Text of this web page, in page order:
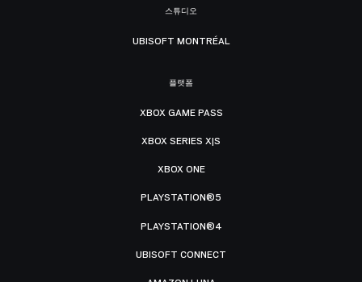
스튜디오
UBISOFT MONTRÉAL
플랫폼
XBOX GAME PASS
XBOX SERIES X|S
XBOX ONE
PLAYSTATION®5
PLAYSTATION®4
UBISOFT CONNECT